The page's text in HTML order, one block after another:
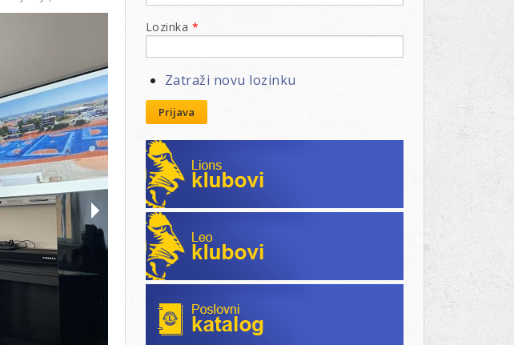
Lozinka *
Zatraži novu lozinku
Prijava
Lions klubovi
Leo klubovi